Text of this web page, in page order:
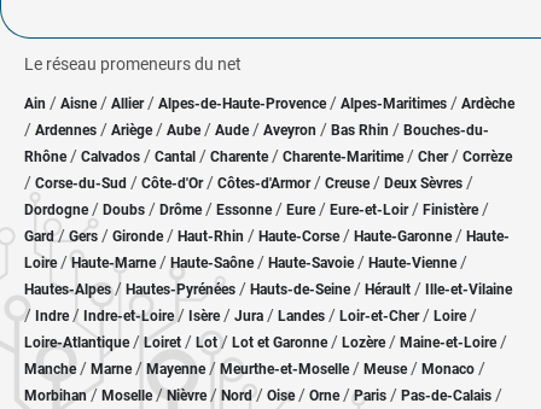
Le réseau promeneurs du net
Ain / Aisne/ Allier/ Alpes-de-Haute-Provence / Alpes-Maritimes / Ardèche
/ Ardennes / Ariège/ Aube/ Aude / Aveyron / Bas Rhin / Bouches-du-
Rhône/ Calvados / Cantal / Charente / Charente-Maritime/ Cher / Corrèze
/ Corse-du-Sud / Côte-d'Or / Côtes-d'Armor/ Creuse/ Deux Sèvres /
Dordogne/ Doubs / Drôme/ Essonne / Eure/ Eure-et-Loir / Finistère/
Gard/Gers / Gironde/ Haut-Rhin / Haute-Corse/ Haute-Garonne/ Haute-
Loire/Haute-Marne/ Haute-Saône/ Haute-Savoie/ Haute-Vienne/
Hautes-Alpes/ Hautes-Pyrénées / Hauts-de-Seine/ Hérault / Ille-et-Vilaine
/ Indre/ Indre-et-Loire/ Isère/ Jura / Landes / Loir-et-Cher/ Loire/
Loire-Atlantique/ Loiret / Lot/ Lot et Garonne/ Lozère / Maine-et-Loire/
Manche/ Marne/ Mayenne/ Meurthe-et-Moselle/ Meuse/ Monaco /
Morbihan/ Moselle/ Nièvre / Nord/ Oise / Orne/Paris / Pas-de-Calais /